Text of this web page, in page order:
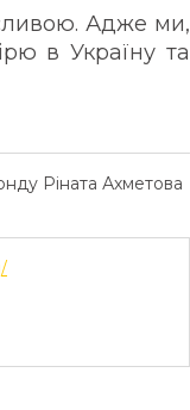
Адже ми,
в Україну та
Ріната Ахметова